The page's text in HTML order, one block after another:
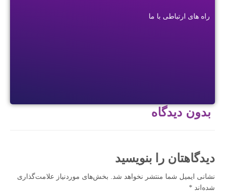
راه های ارتباطی با ما
بدون دیدگاه
دیدگاهتان را بنویسید
نشانی ایمیل شما منتشر نخواهد شد. بخش‌های موردنیاز علامت‌گذاری
شده‌اند *